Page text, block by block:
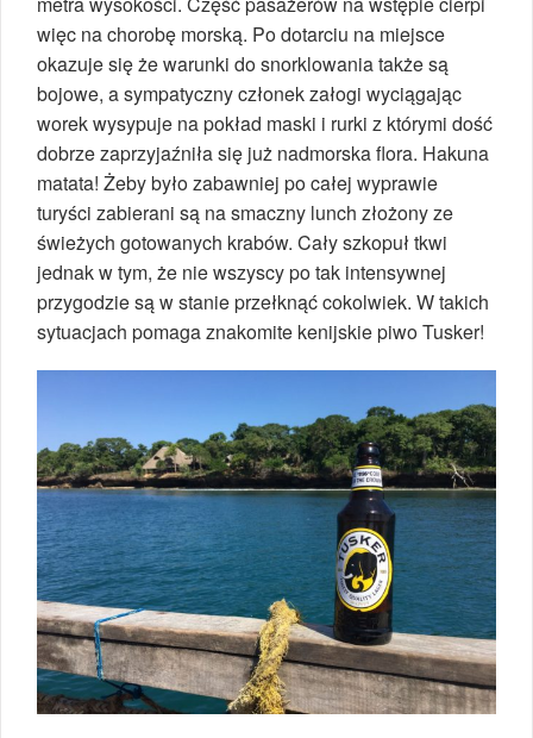
więc na chorobę morską. Po dotarciu na miejsce
okazuje się że warunki do snorklowania także są
bojowe, a sympatyczny członek załogi wyciągając
worek wysypuje na pokład maski i rurki z którymi dość
dobrze zaprzyjaźniła się już nadmorska flora. Hakuna
matata! Żeby było zabawniej po całej wyprawie
turyści zabierani są na smaczny lunch złożony ze
świeżych gotowanych krabów. Cały szkopuł tkwi
jednak w tym, że nie wszyscy po tak intensywnej
przygodzie są w stanie przełknąć cokolwiek. W takich
sytuacjach pomaga znakomite kenijskie piwo Tusker!